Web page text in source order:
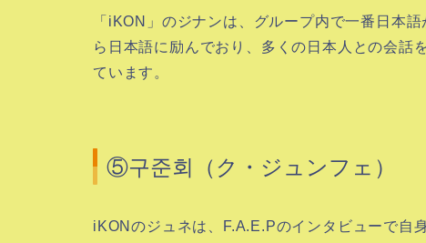
「iKON」のジナンは、グループ内で一番日本
ら日本語に励んでおり、多くの日本人との会話
ています。
⑤구준회（ク・ジュンフェ）
iKONのジュネは、F.A.E.Pのインタビューで自